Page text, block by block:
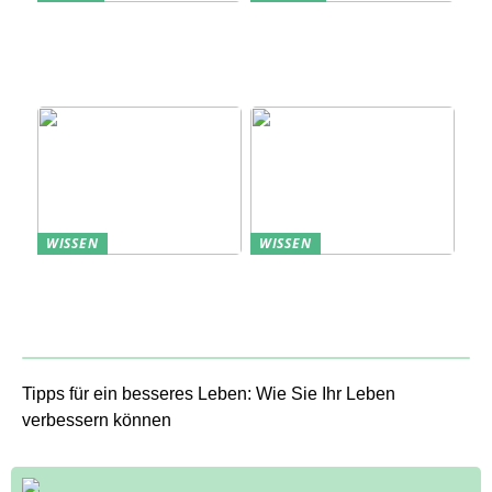
WISSEN
WISSEN
Tipps für ein besseres Leben: Wie Sie Ihr Leben
verbessern können